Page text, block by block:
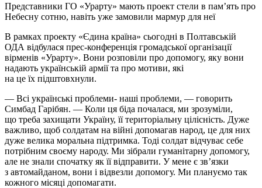
Представники ГО «Урарту» мають проект стели в пам’ять про
Небесну сотню, навіть уже замовили мармур для неї
В рамках проекту «Єдина країна» сьогодні в Полтавській
ОДА відбулася прес-конференція громадської організації
вірменів «Урарту». Вони розповіли про допомогу, яку вони
надають українській армії та про мотиви, які
на це їх підштовхнули.
— Всі українські проблеми- наші проблеми, — говорить
Симбад Гарібян. — Коли ця біда почалася, ми зрозуміли,
що треба захищати Україну, її територіальну цілісність. Дуже
важливо, щоб солдатам на війні допомагав народ, це для них
дуже велика моральна підтримка. Тоді солдат відчуває себе
потрібним своєму народу. Ми зібрали гуманітарну допомогу,
але не знали спочатку як її відправити. У мене є зв’язки
з автомайданом, вони і відвезли допомогу. Ми плануємо так
кожного місяці допомагати.